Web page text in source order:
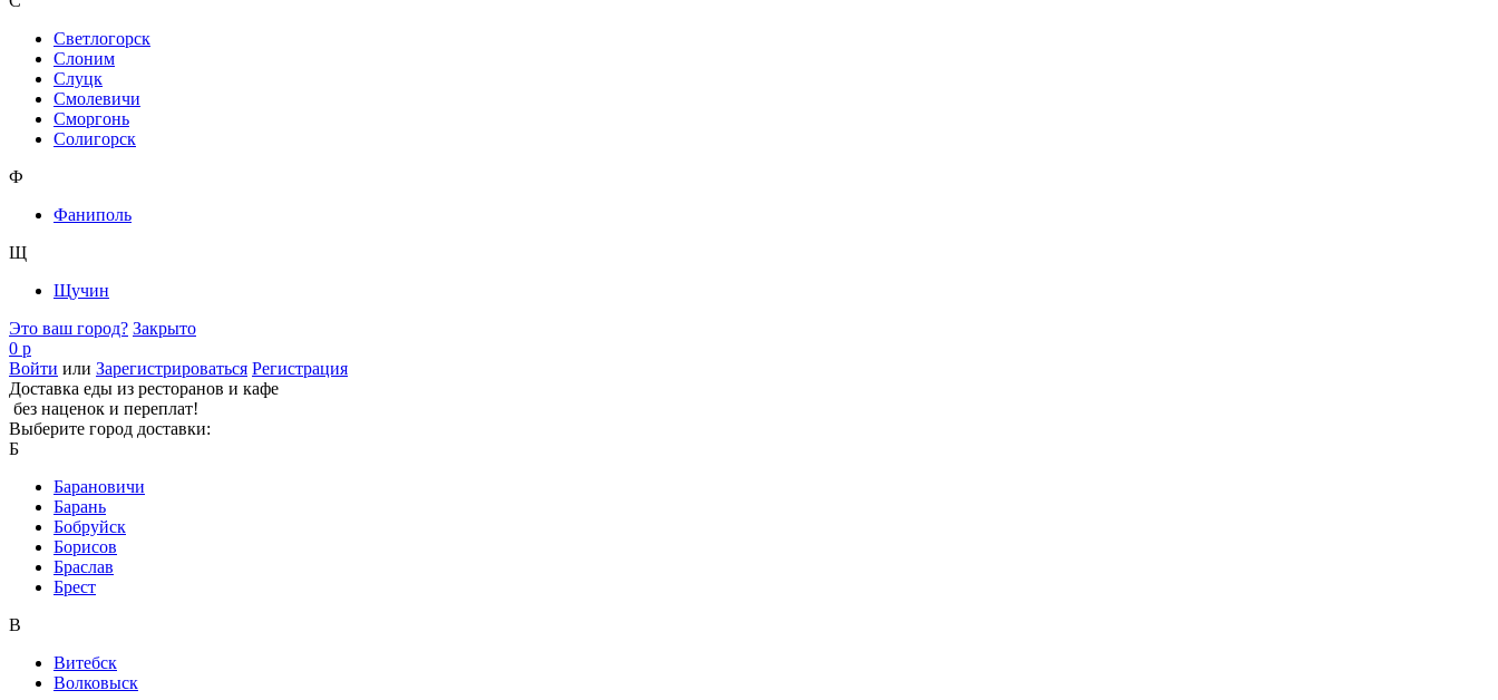
Светлогорск
Слоним
Слуцк
Смолевичи
Сморгонь
Солигорск
Ф
Фаниполь
Щ
Щучин
Это ваш город? Закрыто
0 р
Войти или Зарегистрироваться Регистрация
Доставка еды из ресторанов и кафе
без наценок и переплат!
Выберите город доставки:
Б
Барановичи
Барань
Бобруйск
Борисов
Браслав
Брест
В
Витебск
Волковыск